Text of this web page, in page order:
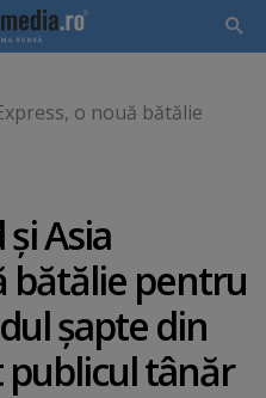
o nouă bătălie
şi Asia
bătălie pentru
şapte din
publicul tânăr